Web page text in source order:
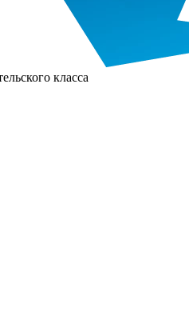
класса